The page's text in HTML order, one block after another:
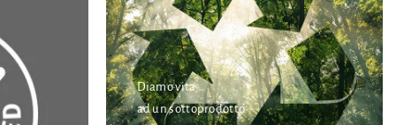
Diamo vita
ad un sottoprodotto